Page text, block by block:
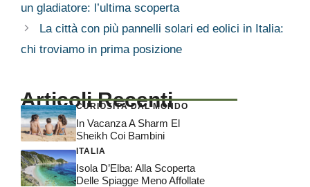
un gladiatore: l’ultima scoperta
La città con più pannelli solari ed eolici in Italia:
chi troviamo in prima posizione
Articoli Recenti
CURIOSITÀ DAL MONDO
In Vacanza A Sharm El
Sheikh Coi Bambini
ITALIA
Isola D’Elba: Alla Scoperta
Delle Spiagge Meno Affollate